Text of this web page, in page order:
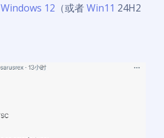
Windows 12 （或者Win11 24H2